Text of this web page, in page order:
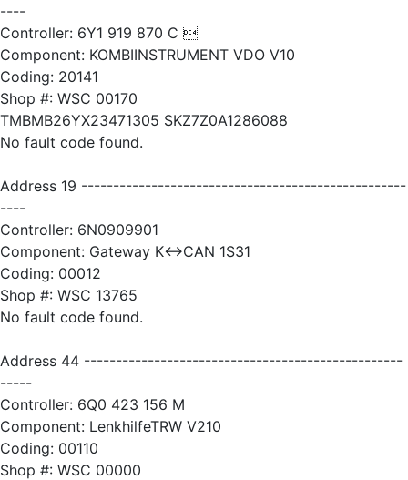
----
Controller: 6Y1 919 870 C 
Component: KOMBIINSTRUMENT VDO V10
Coding: 20141
Shop #: WSC 00170
TMBMB26YX23471305 SKZ7Z0A1286088
No fault code found.
Address 19 ---------------------------------------------------
----
Controller: 6N0909901
Component: Gateway K<->CAN 1S31
Coding: 00012
Shop #: WSC 13765
No fault code found.
Address 44 --------------------------------------------------
-----
Controller: 6Q0 423 156 M
Component: LenkhilfeTRW V210
Coding: 00110
Shop #: WSC 00000